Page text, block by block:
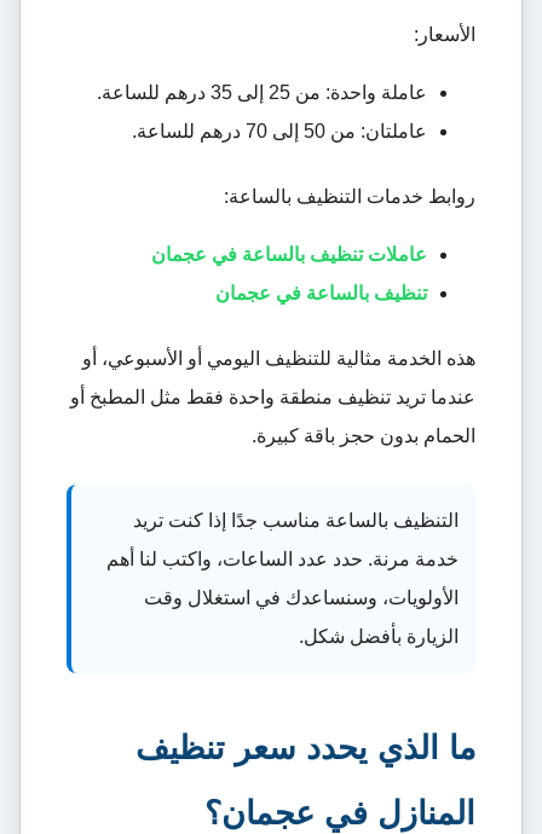
الأسعار:
عاملة واحدة: من 25 إلى 35 درهم للساعة.
عاملتان: من 50 إلى 70 درهم للساعة.
روابط خدمات التنظيف بالساعة:
عاملات تنظيف بالساعة في عجمان
تنظيف بالساعة في عجمان
هذه الخدمة مثالية للتنظيف اليومي أو الأسبوعي، أو
عندما تريد تنظيف منطقة واحدة فقط مثل المطبخ أو
الحمام بدون حجز باقة كبيرة.
التنظيف بالساعة مناسب جدًا إذا كنت تريد
خدمة مرنة. حدد عدد الساعات، واكتب لنا أهم
الأولويات، وسنساعدك في استغلال وقت
الزيارة بأفضل شكل.
ما الذي يحدد سعر تنظيف
المنازل في عجمان؟